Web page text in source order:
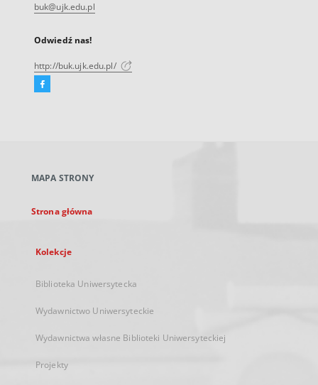
buk@ujk.edu.pl
Odwiedź nas!
http://buk.ujk.edu.pl/
Facebook
karcie
MAPA STRONY
Strona główna
Kolekcje
Biblioteka Uniwersytecka
Wydawnictwo Uniwersyteckie
Wydawnictwa własne Biblioteki Uniwersyteckiej
Projekty